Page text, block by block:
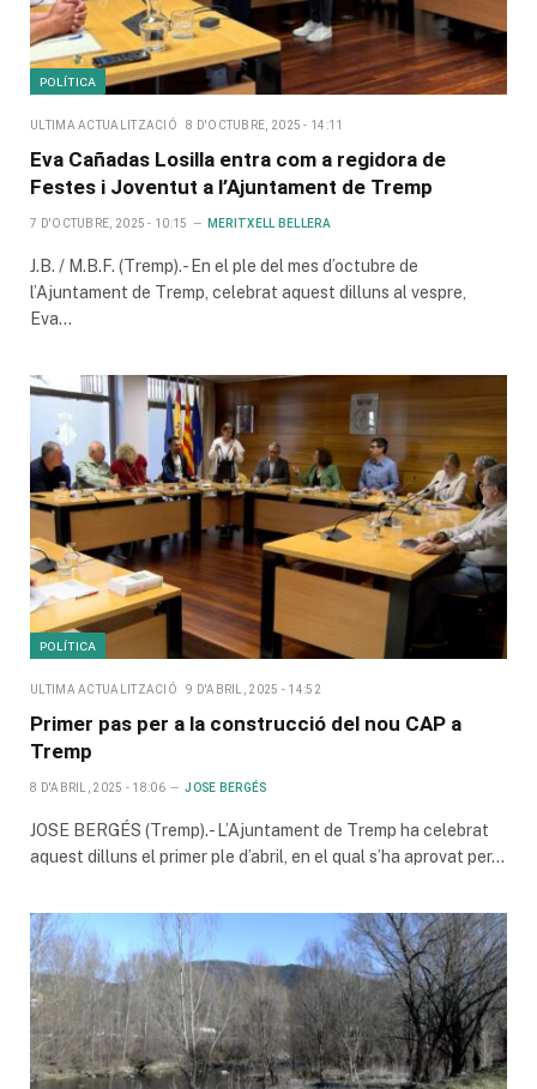
POLÍTICA
ULTIMA ACTUALITZACIÓ 8 D'OCTUBRE, 2025 - 14:11
Eva Cañadas Losilla entra com a regidora de
Festes i Joventut a l’Ajuntament de Tremp
7 D'OCTUBRE, 2025 - 10:15 MERITXELL BELLERA
J.B. / M.B.F. (Tremp).- En el ple del mes d’octubre de
l’Ajuntament de Tremp, celebrat aquest dilluns al vespre,
Eva…
POLÍTICA
ULTIMA ACTUALITZACIÓ 9 D'ABRIL, 2025 - 14:52
Primer pas per a la construcció del nou CAP a
Tremp
8 D'ABRIL, 2025 - 18:06 JOSE BERGÉS
JOSE BERGÉS (Tremp).- L’Ajuntament de Tremp ha celebrat
aquest dilluns el primer ple d’abril, en el qual s’ha aprovat per…